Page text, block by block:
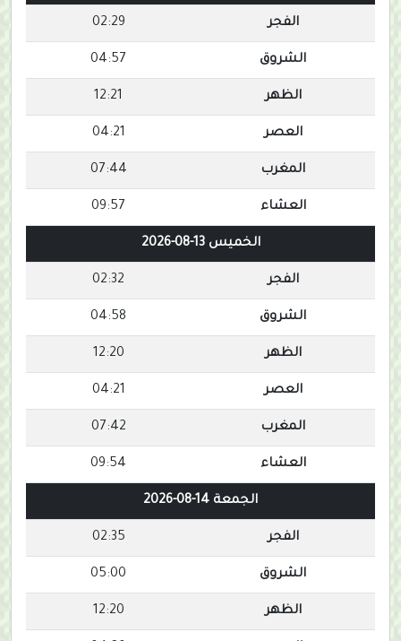
الفجر 02:29
الشروق 04:57
الظهر 12:21
العصر 04:21
المغرب 07:44
العشاء 09:57
الخميس 13-08-2026
الفجر 02:32
الشروق 04:58
الظهر 12:20
العصر 04:21
المغرب 07:42
العشاء 09:54
الجمعة 14-08-2026
الفجر 02:35
الشروق 05:00
الظهر 12:20